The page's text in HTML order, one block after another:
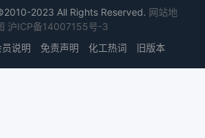
，浙江宁波人，硕士研究定总
原糖.黏度等生理衰老和陈化指标,每
产品保鲜加工研究工作.理5个重
2023 All Rights Reserved. 网站地
沪ICP备14007155号-3
员说明 免责声明 化工热词 旧版本